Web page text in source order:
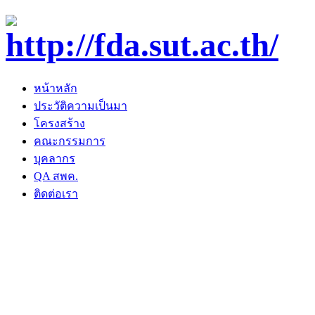
หน้าหลัก
ประวัติความเป็นมา
โครงสร้าง
คณะกรรมการ
บุคลากร
QA สพค.
ติดต่อเรา